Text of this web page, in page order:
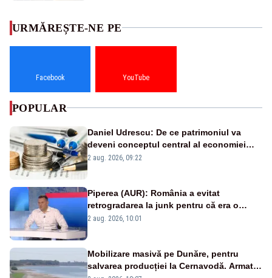
URMĂREȘTE-NE PE
Facebook YouTube
POPULAR
Daniel Udrescu: De ce patrimoniul va
deveni conceptul central al economiei
viitoare?
2 aug. 2026, 09:22
Piperea (AUR): România a evitat
retrogradarea la junk pentru că era o
catastrofă pentru bănci și fondurile de
2 aug. 2026, 10:01
Mobilizare masivă pe Dunăre, pentru
salvarea producției la Cernavodă. Armata